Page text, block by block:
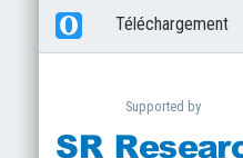
Téléchargement
Supported by